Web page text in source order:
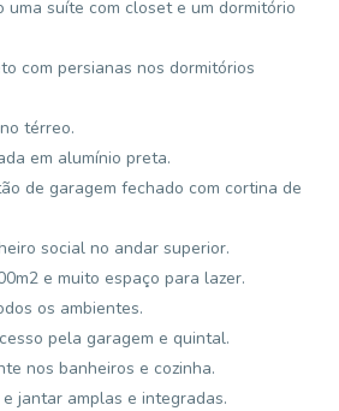
uma suíte com closet e um dormitório
com persianas nos dormitórios
térreo.
em alumínio preta.
de garagem fechado com cortina de
social no andar superior.
e muito espaço para lazer.
os ambientes.
pela garagem e quintal.
nos banheiros e cozinha.
jantar amplas e integradas.